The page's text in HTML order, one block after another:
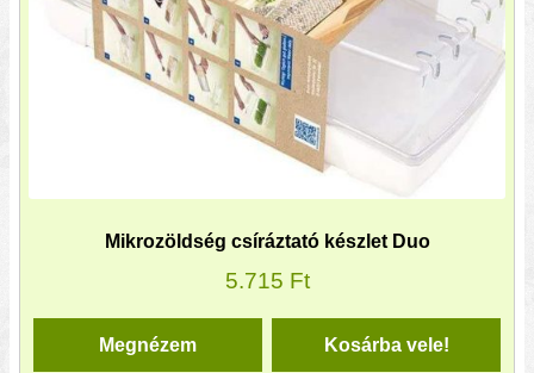
Mikrozöldség csíráztató készlet Duo
5.715 Ft
Kosárba vele!
Megnézem